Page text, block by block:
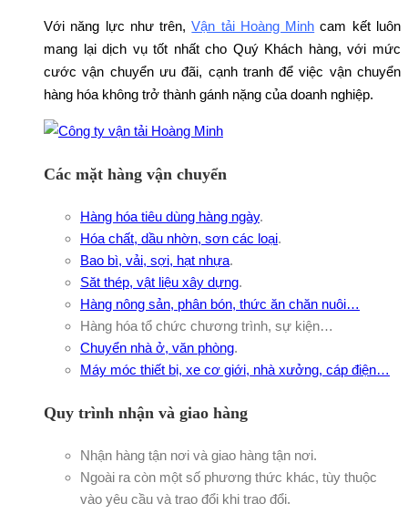
Với năng lực như trên,Vận tải Hoàng Minh cam kết luôn
mang lại dịch vụ tốt nhất cho Quý Khách hàng, với mức
cước vận chuyển ưu đãi, cạnh tranh để việc vận chuyển
hàng hóa không trở thành gánh nặng của doanh nghiệp.
Các mặt hàng vận chuyển
Hàng hóa tiêu dùng hàng ngày.
Hóa chất, dầu nhờn, sơn các loại.
Bao bì, vải, sợi, hạt nhựa.
Săt thép, vật liệu xây dựng.
Hàng nông sản, phân bón, thức ăn chăn nuôi…
Hàng hóa tổ chức chương trình, sự kiện…
Chuyển nhà ở, văn phòng.
Máy móc thiết bị, xe cơ giới, nhà xưởng, cáp điện…
Quy trình nhận và giao hàng
Nhận hàng tận nơi và giao hàng tận nơi.
Ngoài ra còn một số phương thức khác, tùy thuộc
vào yêu cầu và trao đổi khi trao đổi.